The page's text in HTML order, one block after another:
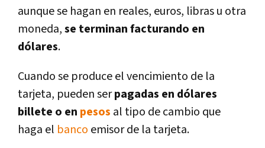
aunque se hagan en reales, euros, libras u otra
moneda,se terminan facturando en
dólares.
Cuando se produce el vencimiento de la
tarjeta, pueden serpagadas en dólares
billete o en pesos al tipo de cambio que
haga el banco emisor de la tarjeta.